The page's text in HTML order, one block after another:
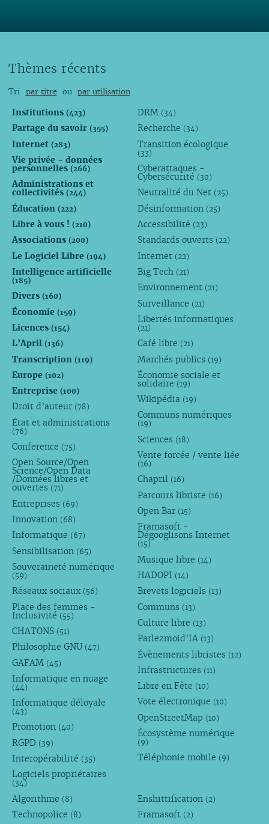
Thèmes récents
Tri par titre ou par utilisation
Institutions (423)
Partage du savoir (355)
Internet (283)
Vie privée - données
personnelles (266)
Administrations et
collectivités (244)
Éducation (222)
Libre à vous ! (210)
Associations (200)
Le Logiciel Libre (194)
Intelligence artificielle
(185)
Divers (160)
Économie (159)
Licences (154)
L’April (136)
Transcription (119)
Europe (102)
Entreprise (100)
Droit d’auteur (78)
État et administrations
(76)
Conference (75)
Open Source/Open
Science/Open Data
/Données libres et
ouvertes (71)
Entreprises (69)
Innovation (68)
Informatique (67)
Sensibilisation (65)
Souveraineté numérique
(59)
Réseaux sociaux (56)
Place des femmes -
Inclusivité (55)
CHATONS (51)
Philosophie GNU (47)
GAFAM (45)
Informatique en nuage
(44)
Informatique déloyale
(43)
Promotion (40)
RGPD (39)
Interopérabilité (35)
Logiciels propriétaires
(34)
DRM (34)
Recherche (34)
Transition écologique
(33)
Cyberattaques -
Cybersécurité (30)
Neutralité du Net (25)
Désinformation (25)
Accessibilité (23)
Standards ouverts (22)
Internet (22)
Big Tech (21)
Environnement (21)
Surveillance (21)
Libertés informatiques
(21)
Café libre (21)
Marchés publics (19)
Économie sociale et
solidaire (19)
Wikipédia (19)
Communs numériques
(19)
Sciences (18)
Vente forcée / vente liée
(16)
Chapril (16)
Parcours libriste (16)
Open Bar (15)
Framasoft -
Dégooglisons Internet
(15)
Musique libre (14)
HADOPI (14)
Brevets logiciels (13)
Communs (13)
Culture libre (13)
Parlezmoid’IA (13)
Évènements libristes (12)
Infrastructures (11)
Libre en Fête (10)
Vote électronique (10)
OpenStreetMap (10)
Écosystème numérique
(9)
Téléphonie mobile (9)
Algorithme (8)
Technopolice (8)
Enshittification (2)
Framasoft (2)